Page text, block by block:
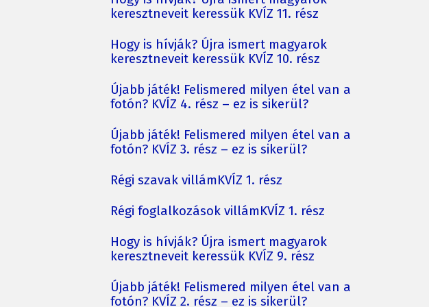
keresztneveit keressük KVÍZ 11. rész
Hogy is hívják? Újra ismert magyarok
keresztneveit keressük KVÍZ 10. rész
Újabb játék! Felismered milyen étel van a
fotón? KVÍZ 4. rész – ez is sikerül?
Újabb játék! Felismered milyen étel van a
fotón? KVÍZ 3. rész – ez is sikerül?
Régi szavak villámKVÍZ 1. rész
Régi foglalkozások villámKVÍZ 1. rész
Hogy is hívják? Újra ismert magyarok
keresztneveit keressük KVÍZ 9. rész
Újabb játék! Felismered milyen étel van a
fotón? KVÍZ 2. rész – ez is sikerül?